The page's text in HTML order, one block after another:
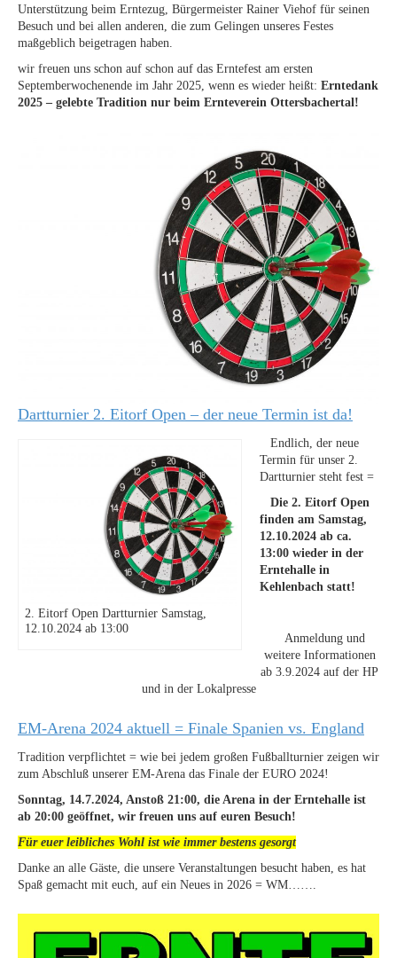
Unterstützung beim Erntezug, Bürgermeister Rainer Viehof für seinen
Besuch und bei allen anderen, die zum Gelingen unseres Festes
maßgeblich beigetragen haben.
wir freuen uns schon auf schon auf das Erntefest am ersten
Septemberwochenende im Jahr 2025, wenn es wieder heißt: Erntedank
2025 – gelebte Tradition nur beim Ernteverein Ottersbachertal!
Dartturnier 2. Eitorf Open – der neue Termin ist da!
2. Eitorf Open Dartturnier Samstag,
12.10.2024 ab 13:00
Endlich, der neue
Termin für unser 2.
Dartturnier steht fest =
Die 2. Eitorf Open
finden am Samstag,
12.10.2024 ab ca.
13:00 wieder in der
Erntehalle in
Kehlenbach statt!
Anmeldung und
weitere Informationen
ab 3.9.2024 auf der HP
und in der Lokalpresse
EM-Arena 2024 aktuell = Finale Spanien vs. England
Tradition verpflichtet = wie bei jedem großen Fußballturnier zeigen wir
zum Abschluß unserer EM-Arena das Finale der EURO 2024!
Sonntag, 14.7.2024, Anstoß 21:00, die Arena in der Erntehalle ist
ab 20:00 geöffnet, wir freuen uns auf euren Besuch!
Für euer leibliches Wohl ist wie immer bestens gesorgt
Danke an alle Gäste, die unsere Veranstaltungen besucht haben, es hat
Spaß gemacht mit euch, auf ein Neues in 2026 = WM…….